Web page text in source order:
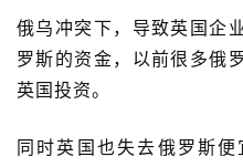
俄乌冲突下，导致英国企
罗斯的资金，以前很多俄
英国投资。
同时英国也失去俄罗斯